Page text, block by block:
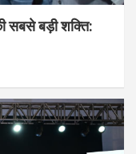
सबसे बड़ी शक्ति: